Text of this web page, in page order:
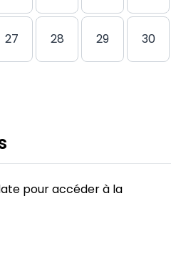
27 28 29 30
pour accéder à la